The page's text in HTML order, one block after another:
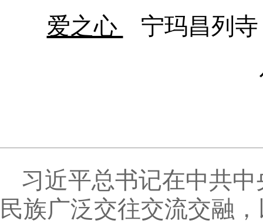
爱之心
宁玛昌列寺
习近平总书记在中共
民族广泛交往交流交融